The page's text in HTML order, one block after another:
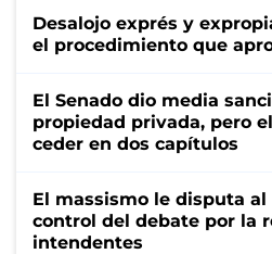
Desalojo exprés y
el procedimiento que
El Senado dio media
propiedad privada, pero
ceder en dos capítulos
El massismo le disputa
control del debate por la
intendentes